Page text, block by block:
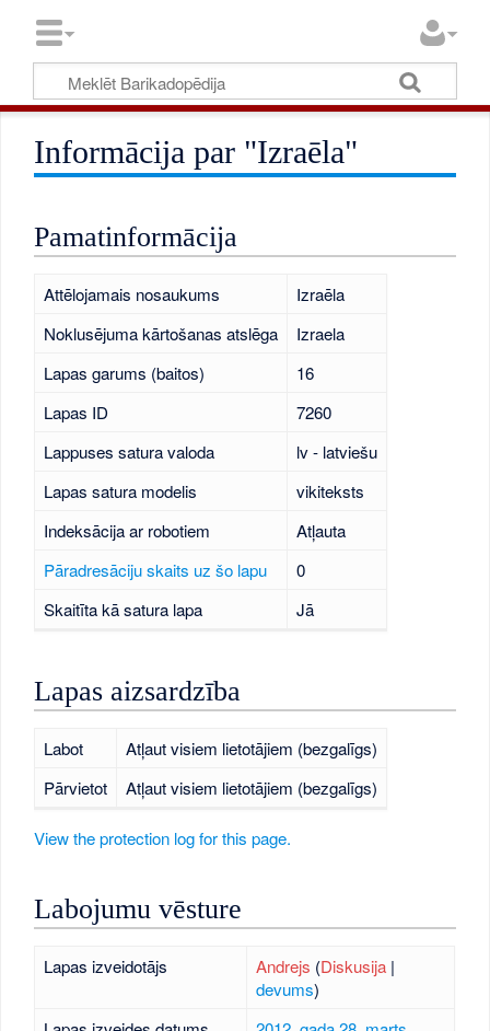
Informācija par "Izraēla"
Pamatinformācija
Attēlojamais nosaukums
Izraēla
Noklusējuma kārtošanas atslēga
Izraela
Lapas garums (baitos)
16
Lapas ID
7260
Lappuses satura valoda
lv - latviešu
Lapas satura modelis
vikiteksts
Indeksācija ar robotiem
Atļauta
Pāradresāciju skaits uz šo lapu
0
Skaitīta kā satura lapa
Jā
Lapas aizsardzība
Labot
Atļaut visiem lietotājiem (bezgalīgs)
Pārvietot
Atļaut visiem lietotājiem (bezgalīgs)
View the protection log for this page.
Labojumu vēsture
Lapas izveidotājs Andrejs (Diskusija|
devums)